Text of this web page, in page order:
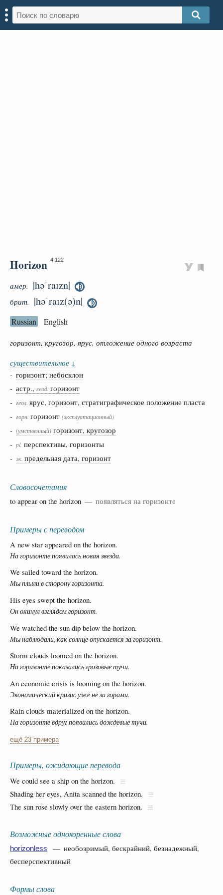
Horizon 4 122
амер. |həˈraɪzn|
брит. |həˈraɪz(ə)n|
Russian English
горизонт, кругозор, ярус, отложение одного возраста
существительное ↓
- горизонт; небосклон
- астр., геод. горизонт
- геол. ярус, горизонт, стратиграфическое положение пласта
- горн. горизонт (эксплуатационный)
- (умственный) горизонт, кругозор
- pl. перспективы, горизонты
- эк. предельная дата, горизонт
Словосочетания
to appear on the horizon — появляться на горизонте
Примеры с переводом
A new star appeared on the horizon.
На горизонте появилась новая звезда.
We sailed toward the horizon.
Мы плыли в сторону горизонта.
His eyes swept the horizon.
Он окинул взглядом горизонт.
We watched the sun dip below the horizon.
Мы наблюдали, как солнце опускается за горизонт.
Storm clouds loomed on the horizon.
На горизонте показались грозовые тучи.
An economic crisis is looming on the horizon.
Экономический кризис уже не за горами.
Rain clouds materialized on the horizon.
На горизонте вдруг появились дождевые тучи.
ещё 23 примера
Примеры, ожидающие перевода
We could see a ship on the horizon.
Shading her eyes, Anita scanned the horizon.
The sun rose slowly over the eastern horizon.
Возможные однокоренные слова
horizonless
— необозримый, бескрайний, безнадежный,
бесперспективный
Формы слова